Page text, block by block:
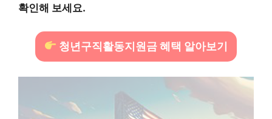
확인해 보세요.
청년구직활동지원금 혜택 알아보기